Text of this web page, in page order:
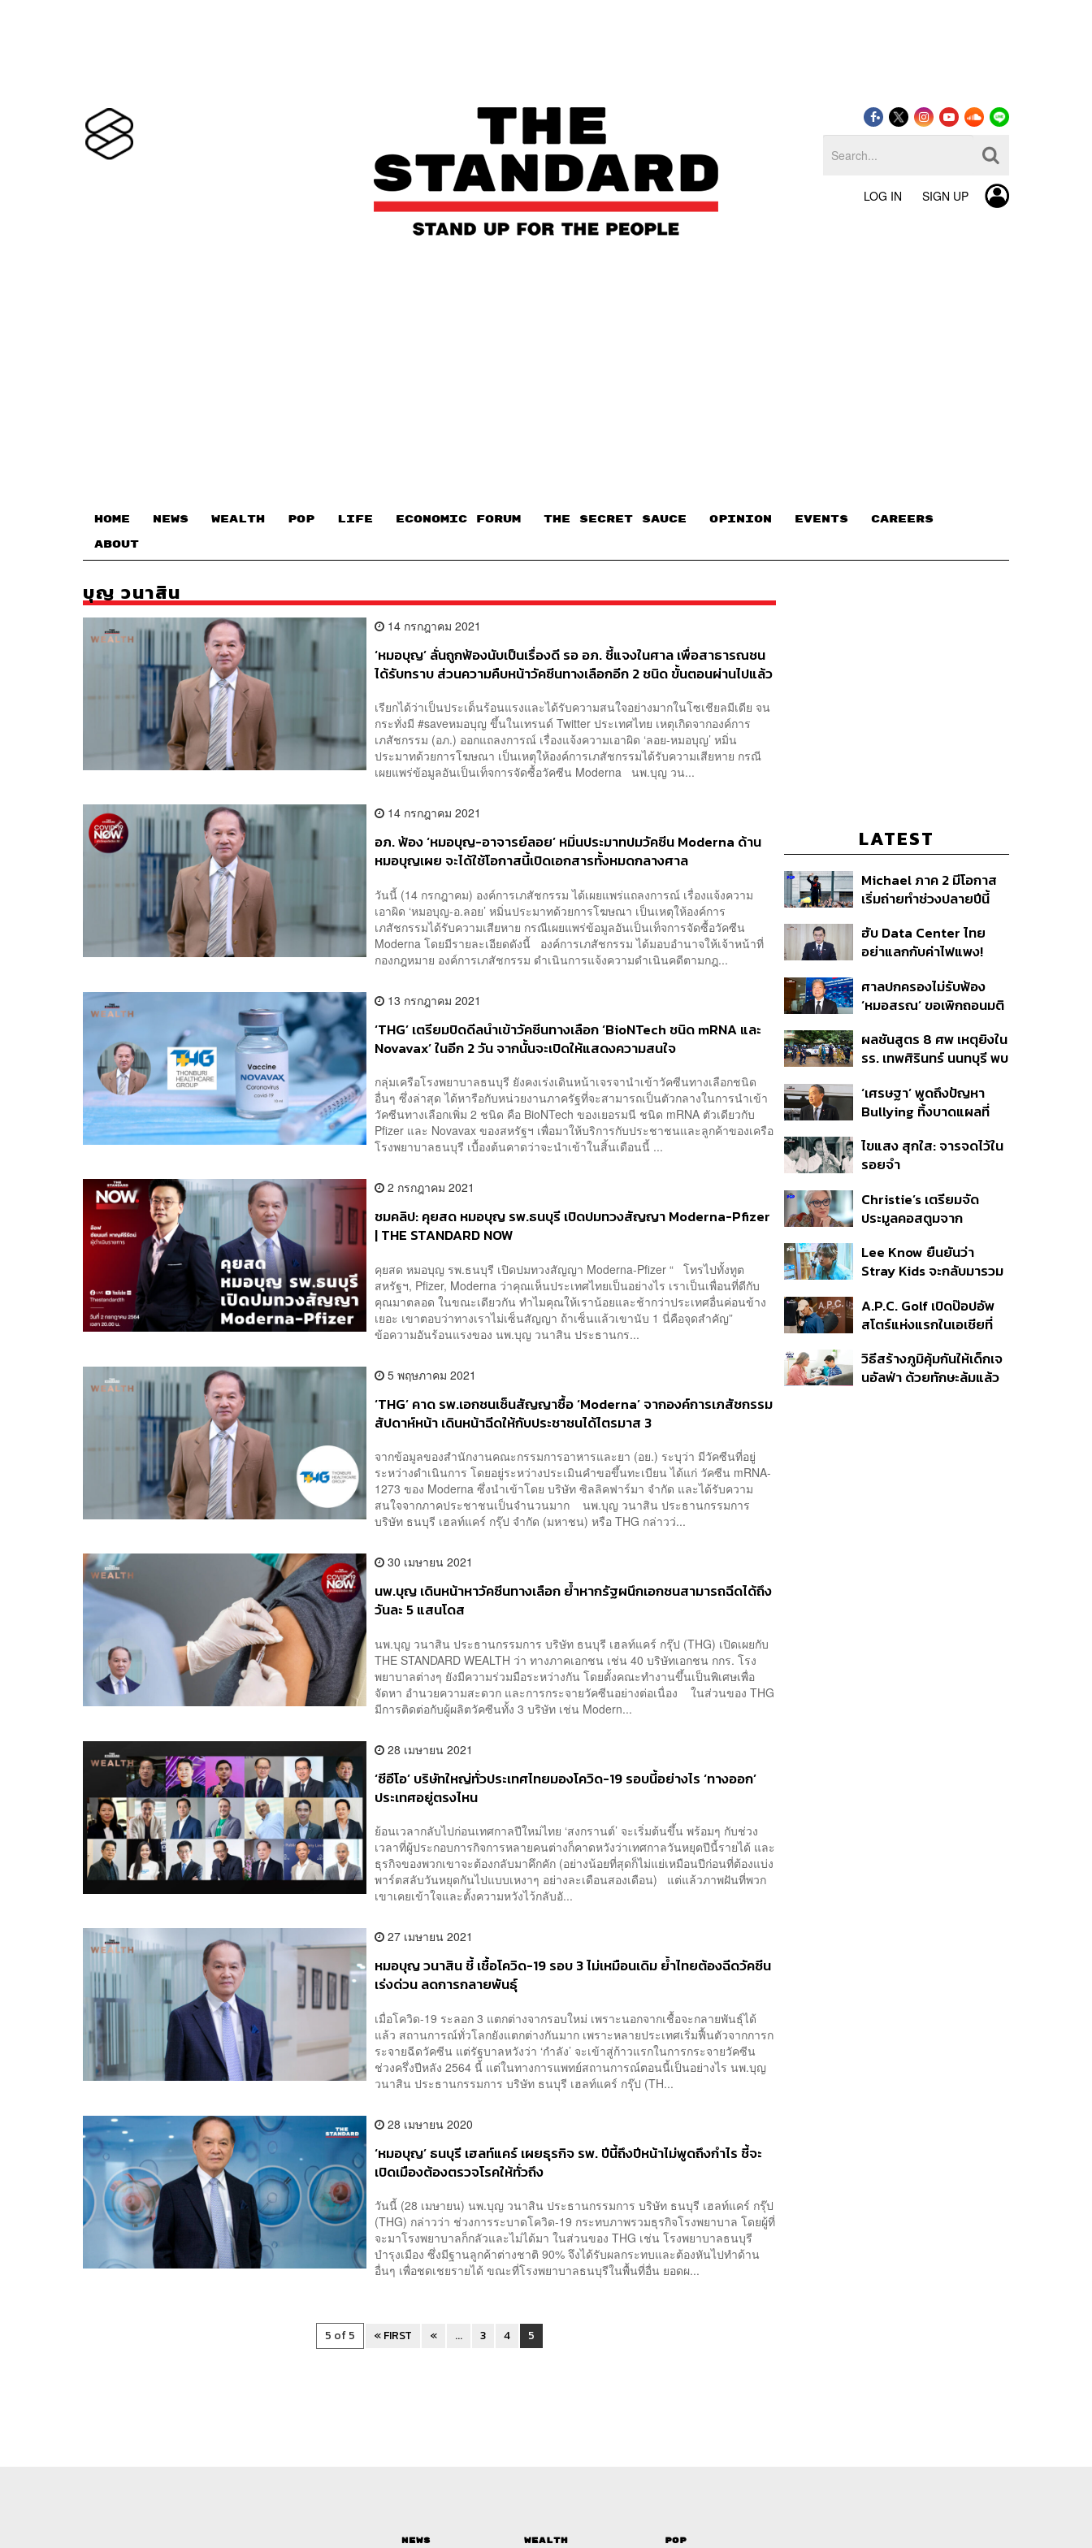
LOG IN SIGN UP
HOME NEWS WEALTH POP LIFE ECONOMIC FORUM THE SECRET SAUCE​ OPINION EVENTS CAREERS
ABOUT
บุญ วนาสิน
14 กรกฎาคม 2021
‘หมอบุญ’ ลั่นถูกฟ้องนับเป็นเรื่องดี รอ อภ. ชี้แจงในศาล เพื่อสาธารณชน
ได้รับทราบ ส่วนความคืบหน้าวัคซีนทางเลือกอีก 2 ชนิด ขั้นตอนผ่านไปแล้ว
เรียกได้ว่าเป็นประเด็นร้อนแรงและได้รับความสนใจอย่างมากในโซเชียลมีเดีย จน
กระทั่งมี #saveหมอบุญ ขึ้นในเทรนด์ Twitter ประเทศไทย เหตุเกิดจากองค์การ
เภสัชกรรม (อภ.) ออกแถลงการณ์ เรื่องแจ้งความเอาผิด ‘ลอย-หมอบุญ’ หมิ่น
ประมาทด้วยการโฆษณา เป็นเหตุให้องค์การเภสัชกรรมได้รับความเสียหาย กรณี
เผยแพร่ข้อมูลอันเป็นเท็จการจัดซื้อวัคซีน Moderna นพ.บุญ วน...
14 กรกฎาคม 2021
อภ. ฟ้อง ‘หมอบุญ-อาจารย์ลอย’ หมิ่นประมาทปมวัคซีน Moderna ด้าน
หมอบุญเผย จะได้ใช้โอกาสนี้เปิดเอกสารทั้งหมดกลางศาล
วันนี้ (14 กรกฎาคม) องค์การเภสัชกรรม ได้เผยแพร่แถลงการณ์ เรื่องแจ้งความ
เอาผิด ‘หมอบุญ-อ.ลอย’ หมิ่นประมาทด้วยการโฆษณา เป็นเหตุให้องค์การ
เภสัชกรรมได้รับความเสียหาย กรณีเผยแพร่ข้อมูลอันเป็นเท็จการจัดซื้อวัคซีน
Moderna โดยมีรายละเอียดดังนี้ องค์การเภสัชกรรม ได้มอบอำนาจให้เจ้าหน้าที่
กองกฎหมาย องค์การเภสัชกรรม ดำเนินการแจ้งความดำเนินคดีตามกฎ...
13 กรกฎาคม 2021
‘THG’ เตรียมปิดดีลนำเข้าวัคซีนทางเลือก ‘BioNTech ชนิด mRNA และ
Novavax’ ในอีก 2 วัน จากนั้นจะเปิดให้แสดงความสนใจ
กลุ่มเครือโรงพยาบาลธนบุรี ยังคงเร่งเดินหน้าเจรจานำเข้าวัคซีนทางเลือกชนิด
อื่นๆ ซึ่งล่าสุด ได้หารือกับหน่วยงานภาครัฐที่จะสามารถเป็นตัวกลางในการนำเข้า
วัคซีนทางเลือกเพิ่ม 2 ชนิด คือ BioNTech ของเยอรมนี ชนิด mRNA ตัวเดียวกับ
Pfizer และ Novavax ของสหรัฐฯ เพื่อมาให้บริการกับประชาชนและลูกค้าของเครือ
โรงพยาบาลธนบุรี เบื้องต้นคาดว่าจะนำเข้าในสิ้นเดือนนี้ ...
2 กรกฎาคม 2021
ชมคลิป: คุยสด หมอบุญ รพ.ธนบุรี เปิดปมทวงสัญญา Moderna-Pfizer
| THE STANDARD NOW
คุยสด หมอบุญ รพ.ธนบุรี เปิดปมทวงสัญญา Moderna-Pfizer “ โทรไปทั้งทูต
สหรัฐฯ, Pfizer, Moderna ว่าคุณเห็นประเทศไทยเป็นอย่างไร เราเป็นเพื่อนที่ดีกับ
คุณมาตลอด ในขณะเดียวกัน ทำไมคุณให้เราน้อยและช้ากว่าประเทศอื่นค่อนข้าง
เยอะ เขาตอบว่าทางเราไม่เซ็นสัญญา ถ้าเซ็นแล้วเขานับ 1 นี่คือจุดสำคัญ”
ข้อความอันร้อนแรงของ นพ.บุญ วนาสิน ประธานกร...
5 พฤษภาคม 2021
‘THG’ คาด รพ.เอกชนเซ็นสัญญาซื้อ ‘Moderna’ จากองค์การเภสัชกรรม
สัปดาห์หน้า เดินหน้าฉีดให้กับประชาชนได้ไตรมาส 3
จากข้อมูลของสำนักงานคณะกรรมการอาหารและยา (อย.) ระบุว่า มีวัคซีนที่อยู่
ระหว่างดำเนินการ โดยอยู่ระหว่างประเมินคำขอขึ้นทะเบียน ได้แก่ วัคซีน mRNA-
1273 ของ Moderna ซึ่งนำเข้าโดย บริษัท ซิลลิคฟาร์มา จำกัด และได้รับความ
สนใจจากภาคประชาชนเป็นจำนวนมาก นพ.บุญ วนาสิน ประธานกรรมการ
บริษัท ธนบุรี เฮลท์แคร์ กรุ๊ป จำกัด (มหาชน) หรือ THG กล่าวว่...
30 เมษายน 2021
นพ.บุญ เดินหน้าหาวัคซีนทางเลือก ย้ำหากรัฐผนึกเอกชนสามารถฉีดได้ถึง
วันละ 5 แสนโดส
นพ.บุญ วนาสิน ประธานกรรมการ บริษัท ธนบุรี เฮลท์แคร์ กรุ๊ป (THG) เปิดเผยกับ
THE STANDARD WEALTH ว่า ทางภาคเอกชน เช่น 40 บริษัทเอกชน กกร. โรง
พยาบาลต่างๆ ยังมีความร่วมมือระหว่างกัน โดยตั้งคณะทำงานขึ้นเป็นพิเศษเพื่อ
จัดหา อำนวยความสะดวก และการกระจายวัคซีนอย่างต่อเนื่อง ในส่วนของ THG
มีการติดต่อกับผู้ผลิตวัคซีนทั้ง 3 บริษัท เช่น Modern...
28 เมษายน 2021
‘ซีอีโอ’ บริษัทใหญ่ทั่วประเทศไทยมองโควิด-19 รอบนี้อย่างไร ‘ทางออก’
ประเทศอยู่ตรงไหน
ย้อนเวลากลับไปก่อนเทศกาลปีใหม่ไทย ‘สงกรานต์’ จะเริ่มต้นขึ้น พร้อมๆ กับช่วง
เวลาที่ผู้ประกอบการกิจการหลายคนต่างก็คาดหวังว่าเทศกาลวันหยุดปีนี้รายได้ และ
ธุรกิจของพวกเขาจะต้องกลับมาคึกคัก (อย่างน้อยที่สุดก็ไม่แย่เหมือนปีก่อนที่ต้องแบ่ง
พาร์ตสลับวันหยุดกันไปแบบเหงาๆ อย่างละเดือนสองเดือน) แต่แล้วภาพฝันที่พวก
เขาเคยเข้าใจและตั้งความหวังไว้กลับอั...
27 เมษายน 2021
หมอบุญ วนาสิน ชี้ เชื้อโควิด-19 รอบ 3 ไม่เหมือนเดิม ย้ำไทยต้องฉีดวัคซีน
เร่งด่วน ลดการกลายพันธุ์
เมื่อโควิด-19 ระลอก 3 แตกต่างจากรอบใหม่ เพราะนอกจากเชื้อจะกลายพันธุ์ได้
แล้ว สถานการณ์ทั่วโลกยังแตกต่างกันมาก เพราะหลายประเทศเริ่มฟื้นตัวจากการก
ระจายฉีดวัคซีน แต่รัฐบาลหวังว่า ‘กำลัง’ จะเข้าสู่ก้าวแรกในการกระจายวัคซีน
ช่วงครึ่งปีหลัง 2564 นี้ แต่ในทางการแพทย์สถานการณ์ตอนนี้เป็นอย่างไร นพ.บุญ
วนาสิน ประธานกรรมการ บริษัท ธนบุรี เฮลท์แคร์ กรุ๊ป (TH...
28 เมษายน 2020
‘หมอบุญ’ ธนบุรี เฮลท์แคร์ เผยธุรกิจ รพ. ปีนี้ถึงปีหน้าไม่พูดถึงกำไร ชี้จะ
เปิดเมืองต้องตรวจโรคให้ทั่วถึง
วันนี้ (28 เมษายน) นพ.บุญ วนาสิน ประธานกรรมการ บริษัท ธนบุรี เฮลท์แคร์ กรุ๊ป
(THG) กล่าวว่า ช่วงการระบาดโควิด-19 กระทบภาพรวมธุรกิจโรงพยาบาล โดยผู้ที่
จะมาโรงพยาบาลก็กลัวและไม่ได้มา ในส่วนของ THG เช่น โรงพยาบาลธนบุรี
บำรุงเมือง ซึ่งมีฐานลูกค้าต่างชาติ 90% จึงได้รับผลกระทบและต้องหันไปทำด้าน
อื่นๆ เพื่อชดเชยรายได้ ขณะที่โรงพยาบาลธนบุรีในพื้นที่อื่น ยอดผ...
5 of 5 « FIRST « ... 3 4 5
LATEST
Michael ภาค 2 มีโอกาส
เริ่มถ่ายทำช่วงปลายปีนี้
ฮับ Data Center ไทย
อย่าแลกกับค่าไฟแพง!
รัฐต้องคุมต้นทุนน้ำ-ไฟ
ศาลปกครองไม่รับฟ้อง
‘หมอสรณ’ ขอเพิกถอนมติ
เดือดร้อนเสียหาย
ผลชันสูตร 8 ศพ เหตุยิงใน
รร. เทพศิรินทร์ นนทบุรี พบ
‘ศีรษะ-หน้าอก’ ครูถูกยิง 4
นัด จากระยะไกล
‘เศรษฐา’ พูดถึงปัญหา
Bullying ทิ้งบาดแผลที่
รับฟัง-ช่วยเด็กให้เร็ว
ไขแสง สุกใส: จารจดไว้ใน
รอยจำ
Christie’s เตรียมจัด
ประมูลคอสตูมจาก
Wears Prada 2
Lee Know ยืนยันว่า
Stray Kids จะกลับมารวม
กรมรับใช้ชาติ
A.P.C. Golf เปิดป๊อปอัพ
สโตร์แห่งแรกในเอเชียที่
วิธีสร้างภูมิคุ้มกันให้เด็กเจ
นอัลฟ่า ด้วยทักษะล้มแล้ว
News Wealth Pop